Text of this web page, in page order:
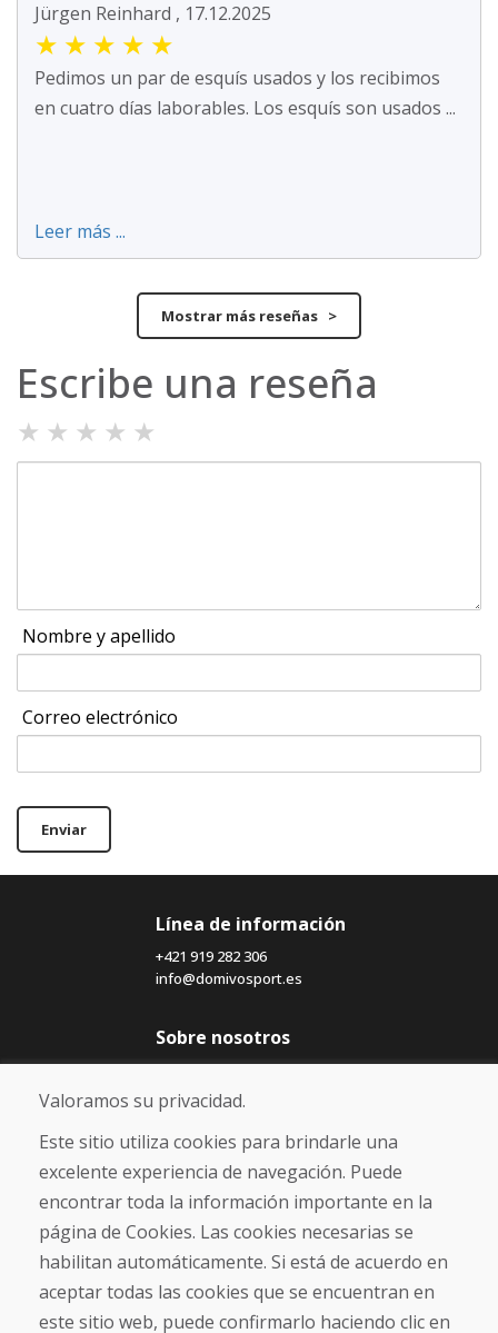
Jürgen Reinhard , 17.12.2025
★ ★ ★ ★ ★
Pedimos un par de esquís usados y los recibimos
en cuatro días laborables. Los esquís son usados ...
Leer más ...
Mostrar más reseñas >
Escribe una reseña
★ ★ ★ ★ ★
Nombre y apellido
Correo electrónico
Enviar
Línea de información
+421 919 282 306
info@domivosport.es
Sobre nosotros
Blog
Sobre nosotros
Comercio
Contacto
Compra
Tienda electrónica
Envío y pago
NORMAS DE RECLAMACIÓN
Devolución y cambio de mercancías
Valoramos su privacidad.
Este sitio utiliza cookies para brindarle una
excelente experiencia de navegación. Puede
encontrar toda la información importante en la
página de Cookies. Las cookies necesarias se
habilitan automáticamente. Si está de acuerdo en
aceptar todas las cookies que se encuentran en
este sitio web, puede confirmarlo haciendo clic en